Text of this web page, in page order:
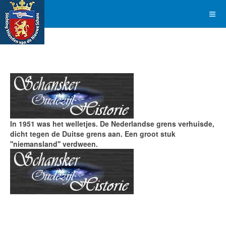
In 1951 was het welletjes. De Nederlandse grens verhuisde,
dicht tegen de Duitse grens aan. Een groot stuk
''niemansland'' verdween.